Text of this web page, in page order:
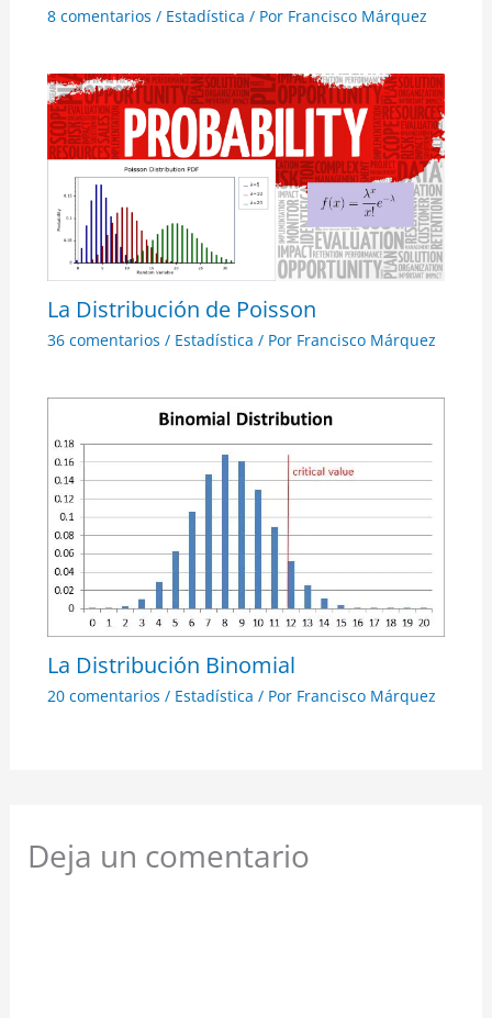
8 comentarios / Estadística / Por Francisco Márquez
La Distribución de Poisson
36 comentarios / Estadística / Por Francisco Márquez
La Distribución Binomial
20 comentarios / Estadística / Por Francisco Márquez
Deja un comentario